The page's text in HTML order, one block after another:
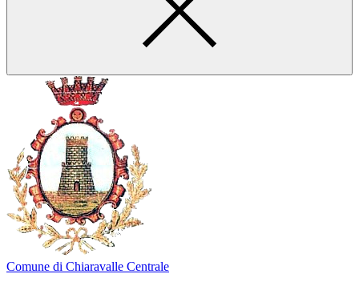
Comune di Chiaravalle Centrale